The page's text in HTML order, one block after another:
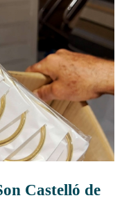
Castelló de